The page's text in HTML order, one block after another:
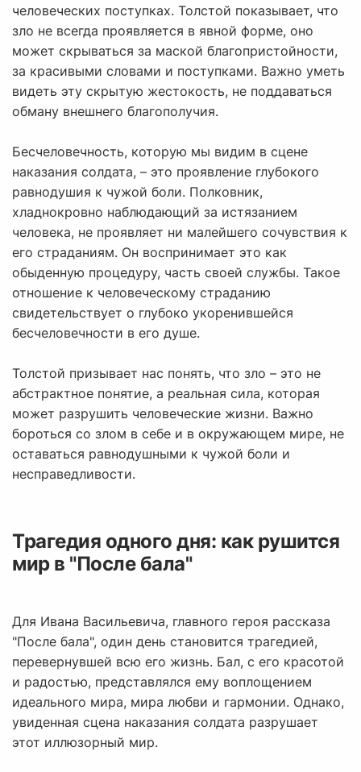
человеческих поступках. Толстой показывает, что
зло не всегда проявляется в явной форме, оно
может скрываться за маской благопристойности,
за красивыми словами и поступками. Важно уметь
видеть эту скрытую жестокость, не поддаваться
обману внешнего благополучия.
Бесчеловечность, которую мы видим в сцене
наказания солдата, – это проявление глубокого
равнодушия к чужой боли. Полковник,
хладнокровно наблюдающий за истязанием
человека, не проявляет ни малейшего сочувствия к
его страданиям. Он воспринимает это как
обыденную процедуру, часть своей службы. Такое
отношение к человеческому страданию
свидетельствует о глубоко укоренившейся
бесчеловечности в его душе.
Толстой призывает нас понять, что зло – это не
абстрактное понятие, а реальная сила, которая
может разрушить человеческие жизни. Важно
бороться со злом в себе и в окружающем мире, не
оставаться равнодушными к чужой боли и
несправедливости.
Трагедия одного дня: как рушится
мир в "После бала"
Для Ивана Васильевича, главного героя рассказа
"После бала", один день становится трагедией,
перевернувшей всю его жизнь. Бал, с его красотой
и радостью, представлялся ему воплощением
идеального мира, мира любви и гармонии. Однако,
увиденная сцена наказания солдата разрушает
этот иллюзорный мир.